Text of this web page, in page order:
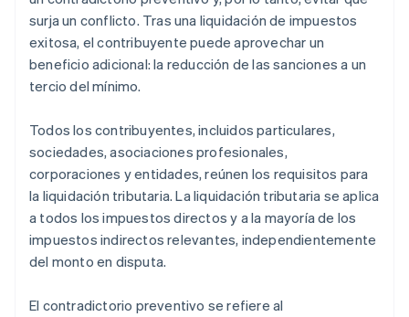
surja un conflicto. Tras una liquidación de impuestos
exitosa, el contribuyente puede aprovechar un
beneficio adicional: la reducción de las sanciones a un
tercio del mínimo.
Todos los contribuyentes, incluidos particulares,
sociedades, asociaciones profesionales,
corporaciones y entidades, reúnen los requisitos para
la liquidación tributaria. La liquidación tributaria se aplica
a todos los impuestos directos y a la mayoría de los
impuestos indirectos relevantes, independientemente
del monto en disputa.
El contradictorio preventivo se refiere al